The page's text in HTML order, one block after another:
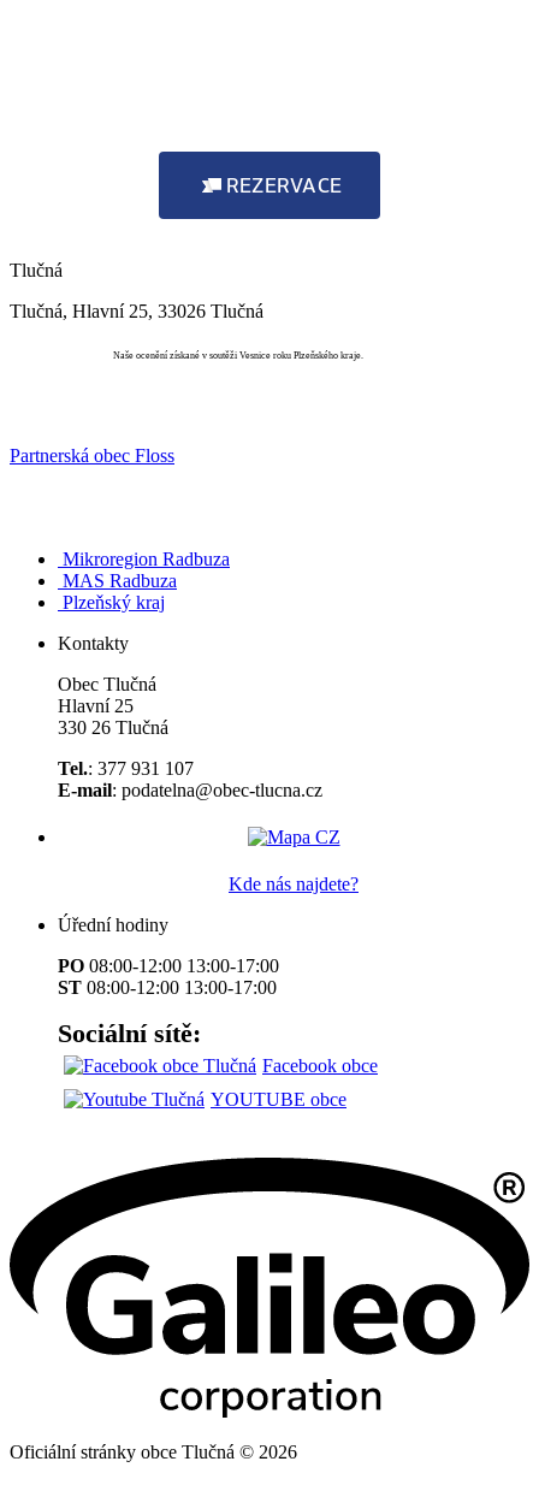
REZERVACE
Tlučná
Tlučná, Hlavní 25, 33026 Tlučná
Naše ocenění získané v soutěži Vesnice roku Plzeňského kraje.
Partnerská obec Floss
Mikroregion Radbuza
MAS Radbuza
Plzeňský kraj
Kontakty
Obec Tlučná
Hlavní 25
330 26 Tlučná
Tel.: 377 931 107
E-mail: podatelna@obec-tlucna.cz
Kde nás najdete?
Úřední hodiny
PO 08:00-12:00 13:00-17:00
ST 08:00-12:00 13:00-17:00
Sociální sítě:
Facebook obce
YOUTUBE obce
Oficiální stránky obce Tlučná © 2026